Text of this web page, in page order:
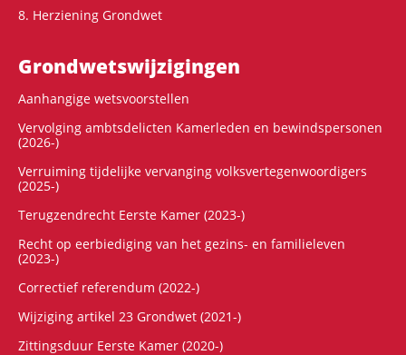
8. Herziening Grondwet
Grondwets­wijzigingen
Aanhangige wetsvoorstellen
Vervolging ambtsdelicten Kamerleden en bewindspersonen
(2026-)
Verruiming tijdelijke vervanging volksvertegenwoordigers
(2025-)
Terugzendrecht Eerste Kamer (2023-)
Recht op eerbiediging van het gezins- en familieleven
(2023-)
Correctief referendum (2022-)
Wijziging artikel 23 Grondwet (2021-)
Zittingsduur Eerste Kamer (2020-)